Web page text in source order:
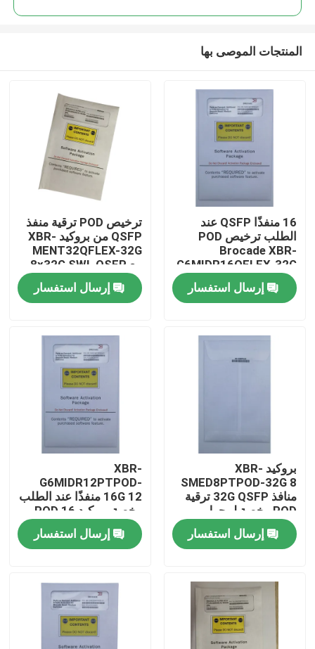
مسكن
منتجات
اتصل بنا
أخبار
منتجات إنفيديا الذكاء الاصطناعي
وحدة بصرية 400G/800G
وحدة 100G QSFP28
المنتجات الموصى بها
16 منفذًا QSFP عند
الطلب ترخيص POD
Brocade XBR-
G6MIDR16QFLEX-32G
إرسال استفسار
ترخيص POD ترقية منفذ
QSFP من بروكيد XBR-
MENT32QFLEX-32G
مع 8x32G SWL QSFP
نشط
إرسال استفسار
بروكيد XBR-
SMED8PTPOD-32G 8
منافذ 32G QSFP ترقية
POD رخصة لمحول
G610
إرسال استفسار
XBR-
G6MIDR12PTPOD-
16G 12 منفذًا عند الطلب
رخصة بروكيد POD 16
جيجا SWLSFPS
إرسال استفسار